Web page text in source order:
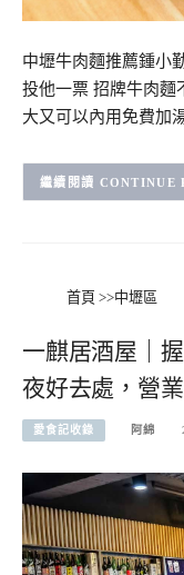
中壢牛肉麵推薦鍾小
投他一票 招牌牛肉麵
大又可以內用免費加
CONTINUE
首頁 >>中壢區
一麒居酒屋｜
夜好去處，營
愛食記收錄 阿綿